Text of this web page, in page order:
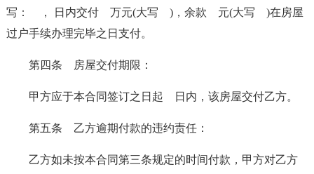
写： ， 日内交付 万元(大写 )，余款 元(大写 )在房屋
过户手续办理完毕之日支付。
第四条 房屋交付期限：
甲方应于本合同签订之日起 日内，该房屋交付乙方。
第五条 乙方逾期付款的违约责任：
乙方如未按本合同第三条规定的时间付款，甲方对乙方